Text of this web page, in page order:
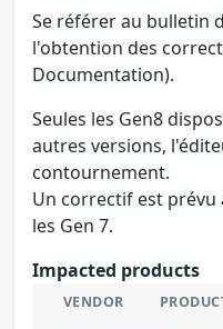
Se référer au bulletin
l'obtention des
Documentation).
Seules les Gen8
autres versions,
contournement.
Un correctif est
les Gen 7.
Impacted products
VENDOR